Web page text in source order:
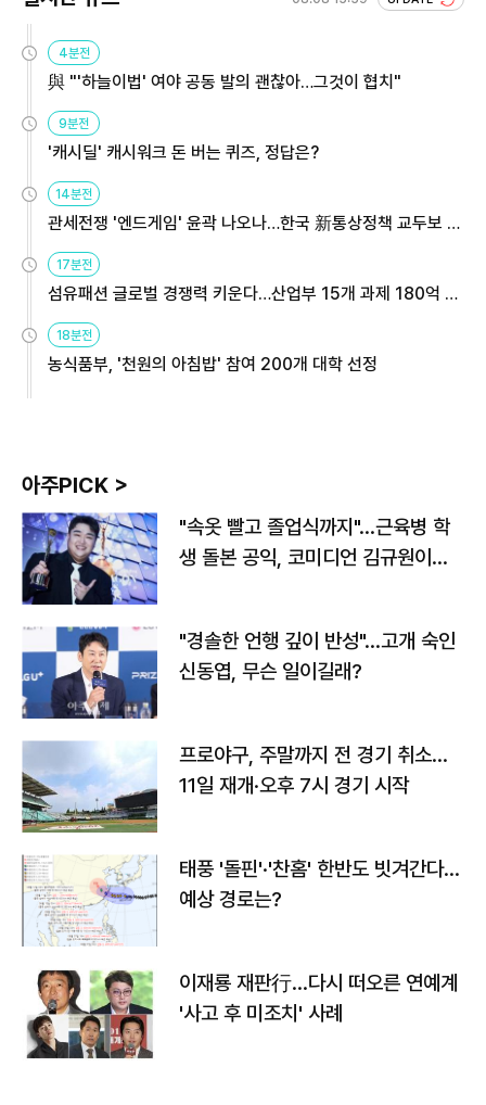
4분전
與 "'하늘이법' 여야 공동 발의 괜찮아…그것이 협치"
9분전
'캐시딜' 캐시워크 돈 버는 퀴즈, 정답은?
14분전
관세전쟁 '엔드게임' 윤곽 나오나…한국 新통상정책 교두보 활
용해야
17분전
섬유패션 글로벌 경쟁력 키운다…산업부 15개 과제 180억 지
원
18분전
농식품부, '천원의 아침밥' 참여 200개 대학 선정
아주PICK >
"속옷 빨고 졸업식까지"…근육병 학
생 돌본 공익, 코미디언 김규원이었
"경솔한 언행 깊이 반성"…고개 숙인
신동엽, 무슨 일이길래?
프로야구, 주말까지 전 경기 취소…
11일 재개·오후 7시 경기 시작
태풍 '돌핀'·'찬홈' 한반도 빗겨간다…
예상 경로는?
이재룡 재판行…다시 떠오른 연예계
'사고 후 미조치' 사례